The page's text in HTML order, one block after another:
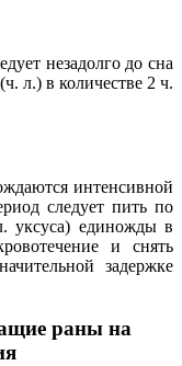
незадолго до сна
л.) в количестве 2 ч.
интенсивной
следует пить по
уксуса) единожды в
и снять
задержке
раны на